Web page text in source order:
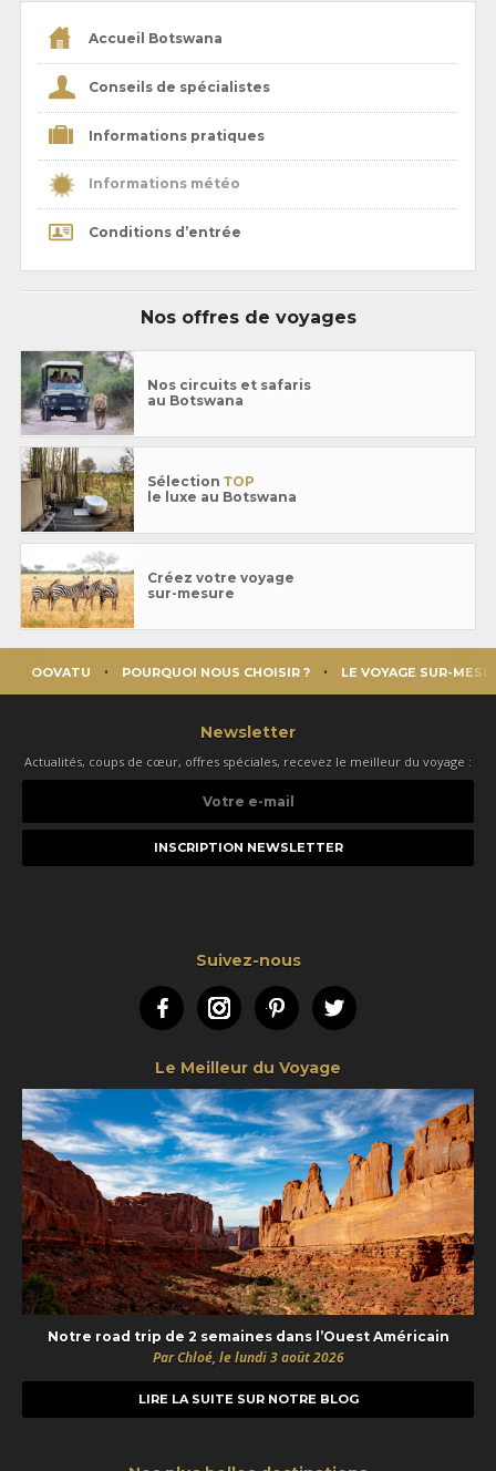
Accueil Botswana
Conseils de spécialistes
Informations pratiques
Informations météo
Conditions d’entrée
Nos offres de voyages
Nos circuits et safaris
au Botswana
Sélection TOP
le luxe au Botswana
Créez votre voyage
sur-mesure
OOVATU POURQUOI NOUS CHOISIR ? LE VOYAGE SUR-
Newsletter
Actualités, coups de cœur, offres spéciales, recevez le meilleur du voyage :
e-
Suivez-nous
FacebookInstagramPinterestTwitter
Le Meilleur du Voyage
Notre road trip de 2 semaines dans l’Ouest Américain
Par Chloé, le lundi 3 août 2026
LIRE LA SUITE SUR NOTRE BLOG